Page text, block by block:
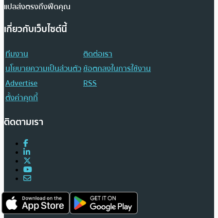
แปลส่งตรงถึงฟีดคุณ
เกี่ยวกับเว็บไซต์นี้
ทีมงาน
ติดต่อเรา
นโยบายความเป็นส่วนตัวข้อตกลงในการใช้งาน
Advertise
RSS
ตั้งค่าคุกกี้
ติดตามเรา